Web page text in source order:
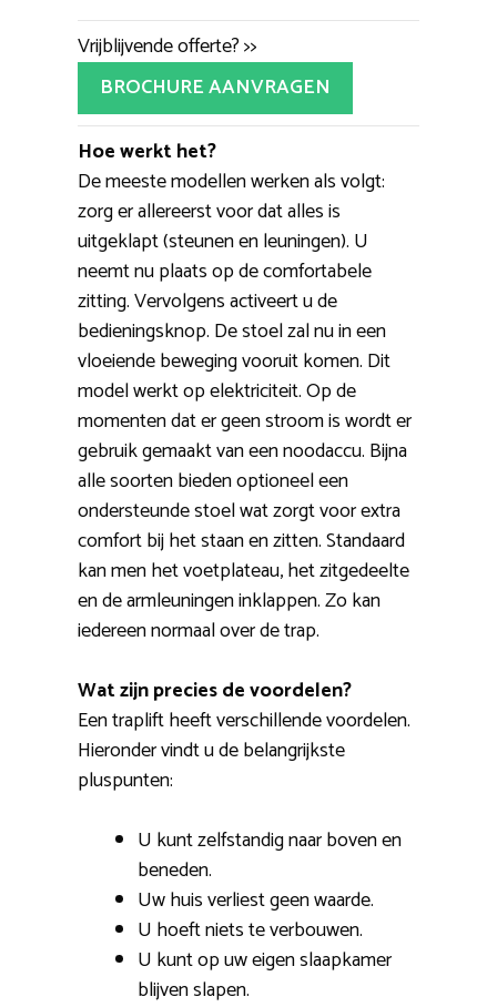
Vrijblijvende offerte? >>
BROCHURE AANVRAGEN
Hoe werkt het?
De meeste modellen werken als volgt:
zorg er allereerst voor dat alles is
uitgeklapt (steunen en leuningen). U
neemt nu plaats op de comfortabele
zitting. Vervolgens activeert u de
bedieningsknop. De stoel zal nu in een
vloeiende beweging vooruit komen. Dit
model werkt op elektriciteit. Op de
momenten dat er geen stroom is wordt er
gebruik gemaakt van een noodaccu. Bijna
alle soorten bieden optioneel een
ondersteunde stoel wat zorgt voor extra
comfort bij het staan en zitten. Standaard
kan men het voetplateau, het zitgedeelte
en de armleuningen inklappen. Zo kan
iedereen normaal over de trap.
Wat zijn precies de voordelen?
Een traplift heeft verschillende voordelen.
Hieronder vindt u de belangrijkste
pluspunten:
U kunt zelfstandig naar boven en
beneden.
Uw huis verliest geen waarde.
U hoeft niets te verbouwen.
U kunt op uw eigen slaapkamer
blijven slapen.